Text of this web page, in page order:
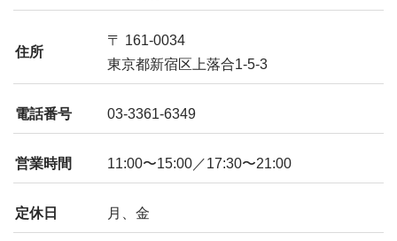
住所
〒 161-0034
東京都新宿区上落合1-5-3
電話番号 03-3361-6349
営業時間 11:00〜15:00／17:30〜21:00
定休日 月、金